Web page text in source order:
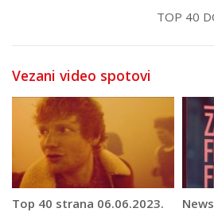
TOP 40
Vezani video spotovi
Top 40 strana 06.06.2023.